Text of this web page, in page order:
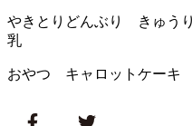
やきとりどんぶり きゅう
乳
おやつ キャロットケーキ